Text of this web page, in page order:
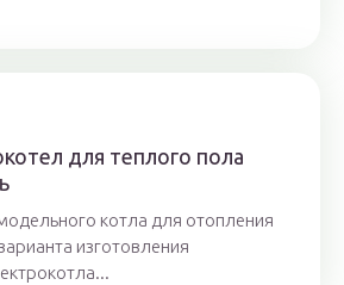
для теплого пола
котла для отопления
изготовления